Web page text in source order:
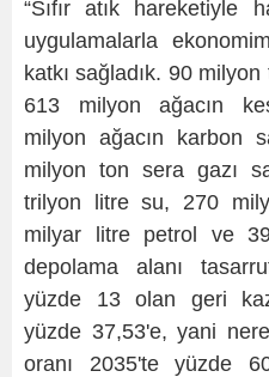
“Sıfır atık hareketiyle
uygulamalarla
katkı sağladık. 90 milyon
613 milyon ağacın
milyon ağacın karbon
milyon ton sera gazı
trilyon litre su, 270
milyar litre petrol ve
depolama alanı
yüzde 13 olan geri
yüzde 37,53'e, yani
oranı 2035'te yüzde